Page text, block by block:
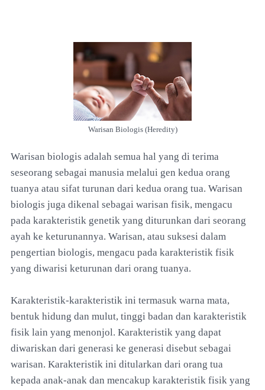
Warisan Biologis (Heredity)
Warisan biologis adalah semua hal yang di terima
seseorang sebagai manusia melalui gen kedua orang
tuanya atau sifat turunan dari kedua orang tua. Warisan
biologis juga dikenal sebagai warisan fisik, mengacu
pada karakteristik genetik yang diturunkan dari seorang
ayah ke keturunannya. Warisan, atau suksesi dalam
pengertian biologis, mengacu pada karakteristik fisik
yang diwarisi keturunan dari orang tuanya.
Karakteristik-karakteristik ini termasuk warna mata,
bentuk hidung dan mulut, tinggi badan dan karakteristik
fisik lain yang menonjol. Karakteristik yang dapat
diwariskan dari generasi ke generasi disebut sebagai
warisan. Karakteristik ini ditularkan dari orang tua
kepada anak-anak dan mencakup karakteristik fisik yang